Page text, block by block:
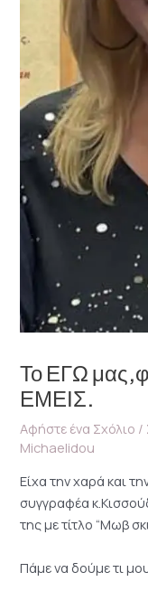
Το ΕΓΩ
ΕΜΕΙΣ.
Αφήστε ένα Σχόλιο /
Michaelidou
Είχα την χαρά και
συγγραφέα
της με τίτλο “Μωβ
Πάμε να δούμε τι